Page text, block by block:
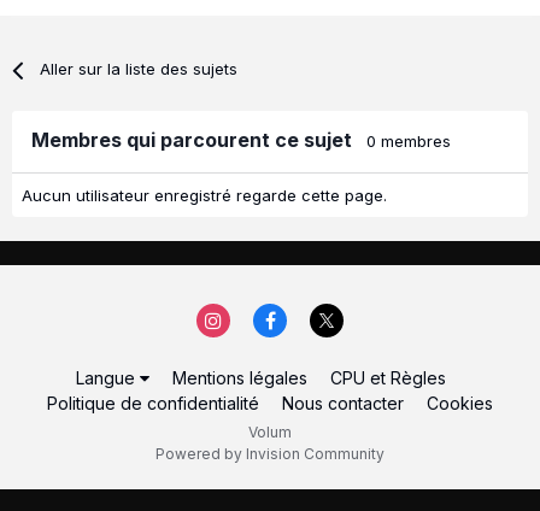
Aller sur la liste des sujets
Membres qui parcourent ce sujet 0 membres
Aucun utilisateur enregistré regarde cette page.
Langue Mentions légales
CPU et Règles
Politique de confidentialité
Nous contacter Cookies
Volum
Powered by Invision Community